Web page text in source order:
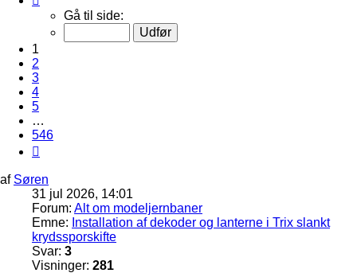
546
Gå til side:
1
2
3
4
5
…
546
af Søren
31 jul 2026, 14:01
Forum: Alt om modeljernbaner
Emne: Installation af dekoder og lanterne i Trix slankt
krydssporskifte
Svar: 3
Visninger: 281